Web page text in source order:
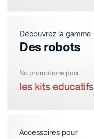
Découvrez la gamme
Des robots
No promotions pour
les kits educatifs
Accessoires pour